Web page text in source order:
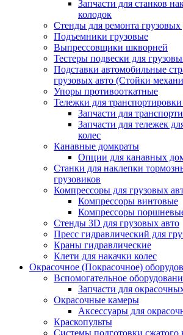
Запчасти для станков
колодок
Стенды для ремонта грузовых
Подъемники грузовые
Выпрессовщики шкворней
Тестеры подвески для
Подставки автомобильные
грузовых авто (Стойки
Упоры противооткатные
Тележки для транспортировки
Запчасти для
Запчасти для тележек
колес
Канавные домкраты
Опции для канавных
Станки для наклепки
грузовиков
Компрессоры для грузовых
Компрессоры винтовые
Компрессоры
Стенды 3D для грузовых авто
Пресс гидравлический для
Краны гидравлические
Клети для накачки колес
Окрасочное (Покрасочное)
Вспомогательное
Запчасти для
Окрасочные камеры
Аксессуары для
Краскопульты
Системы подготовки сжатого